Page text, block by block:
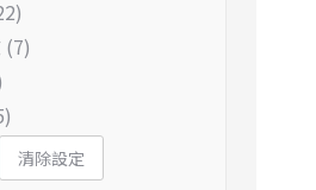
(7)
清除設定